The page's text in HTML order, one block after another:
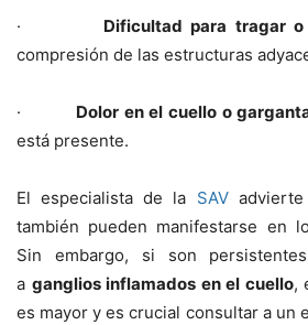
· Dificultad para tragar o
compresión de las estructuras
· Dolor en el cuello o
está presente.
El especialista de la SAVadvierte
también pueden manifestarse en
Sin embargo, si son
a ganglios inflamados en el cuello,
es mayor y es crucial consultar a un